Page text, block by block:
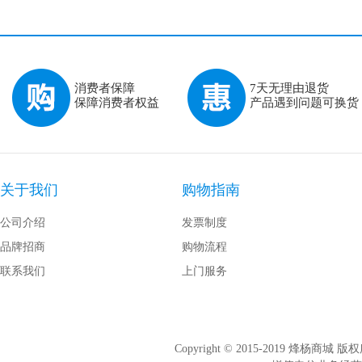
消费者保障
保障消费者权益
7天无理由退货
产品遇到问题可换货
关于我们
公司介绍
品牌招商
联系我们
购物指南
发票制度
购物流程
上门服务
Copyright © 2015-2019 烽杨商城 版